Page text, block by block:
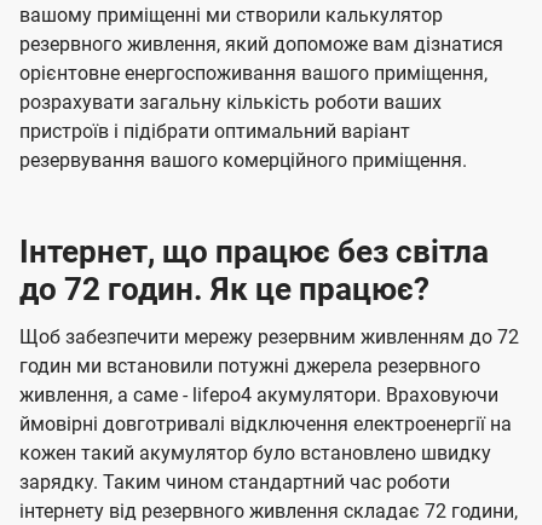
вашому приміщенні ми створили калькулятор
резервного живлення, який допоможе вам дізнатися
орієнтовне енергоспоживання вашого приміщення,
розрахувати загальну кількість роботи ваших
пристроїв і підібрати оптимальний варіант
резервування вашого комерційного приміщення.
Інтернет, що працює без світла
до 72 годин. Як це працює?
Щоб забезпечити мережу резервним живленням до 72
годин ми встановили потужні джерела резервного
живлення, а саме - lifepo4 акумулятори. Враховуючи
ймовірні довготривалі відключення електроенергії на
кожен такий акумулятор було встановлено швидку
зарядку. Таким чином стандартний час роботи
інтернету від резервного живлення складає 72 години,